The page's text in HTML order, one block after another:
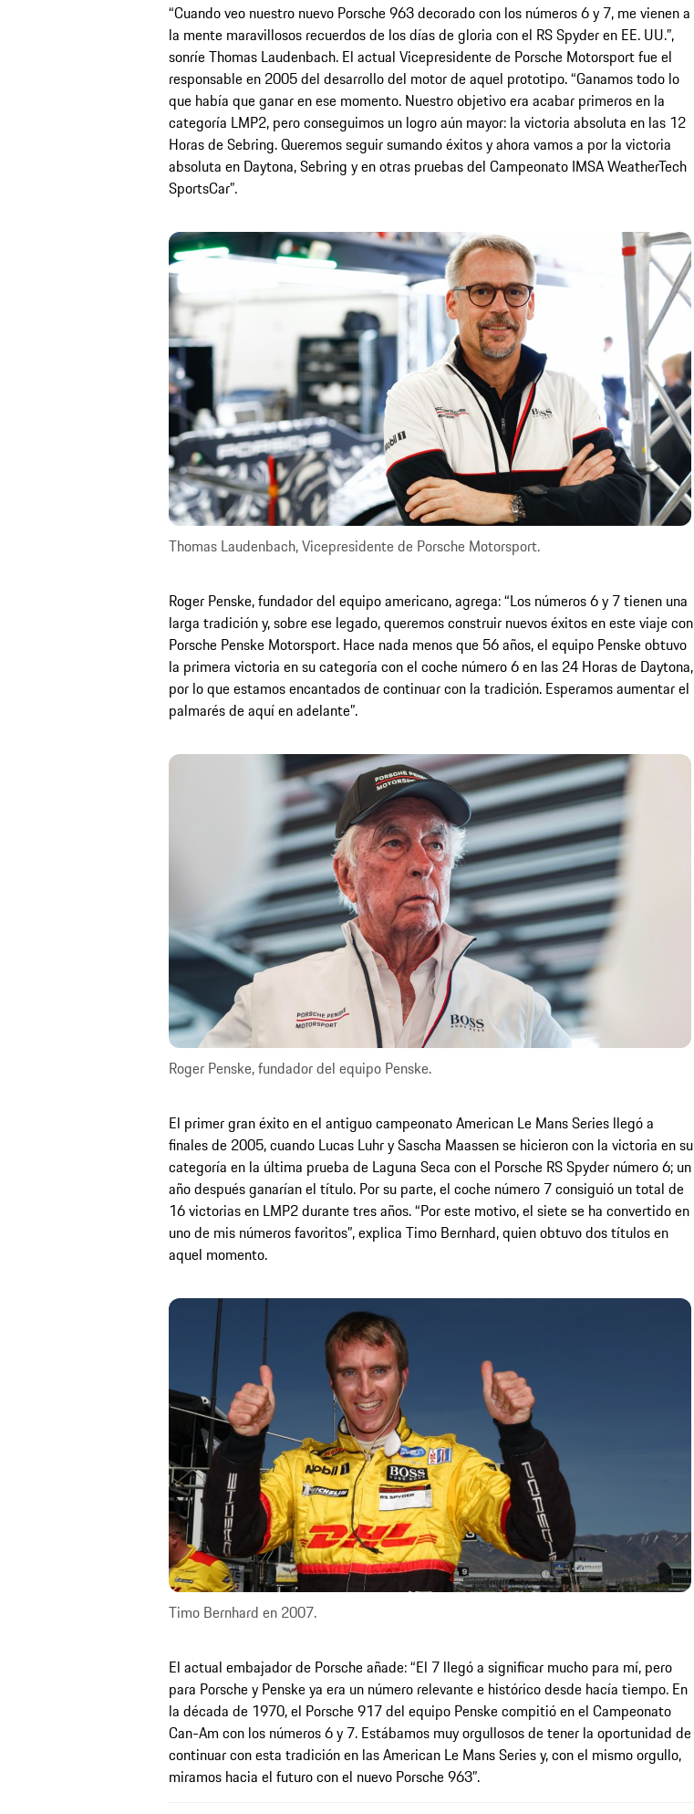
“Cuando veo nuestro nuevo Porsche 963 decorado con los números 6 y 7, me vienen a
la mente maravillosos recuerdos de los días de gloria con el RS Spyder en EE. UU.”,
sonríe Thomas Laudenbach. El actual Vicepresidente de Porsche Motorsport fue el
responsable en 2005 del desarrollo del motor de aquel prototipo. “Ganamos todo lo
que había que ganar en ese momento. Nuestro objetivo era acabar primeros en la
categoría LMP2, pero conseguimos un logro aún mayor: la victoria absoluta en las 12
Horas de Sebring. Queremos seguir sumando éxitos y ahora vamos a por la victoria
absoluta en Daytona, Sebring y en otras pruebas del Campeonato IMSA WeatherTech
SportsCar”.
Thomas Laudenbach, Vicepresidente de Porsche Motorsport.
Roger Penske, fundador del equipo americano, agrega: “Los números 6 y 7 tienen una
larga tradición y, sobre ese legado, queremos construir nuevos éxitos en este viaje con
Porsche Penske Motorsport. Hace nada menos que 56 años, el equipo Penske obtuvo
la primera victoria en su categoría con el coche número 6 en las 24 Horas de Daytona,
por lo que estamos encantados de continuar con la tradición. Esperamos aumentar el
palmarés de aquí en adelante”.
Roger Penske, fundador del equipo Penske.
El primer gran éxito en el antiguo campeonato American Le Mans Series llegó a
finales de 2005, cuando Lucas Luhr y Sascha Maassen se hicieron con la victoria en su
categoría en la última prueba de Laguna Seca con el Porsche RS Spyder número 6; un
año después ganarían el título. Por su parte, el coche número 7 consiguió un total de
16 victorias en LMP2 durante tres años. “Por este motivo, el siete se ha convertido en
uno de mis números favoritos”, explica Timo Bernhard, quien obtuvo dos títulos en
aquel momento.
Timo Bernhard en 2007.
El actual embajador de Porsche añade: “El 7 llegó a significar mucho para mí, pero
para Porsche y Penske ya era un número relevante e histórico desde hacía tiempo. En
la década de 1970, el Porsche 917 del equipo Penske compitió en el Campeonato
Can-Am con los números 6 y 7. Estábamos muy orgullosos de tener la oportunidad de
continuar con esta tradición en las American Le Mans Series y, con el mismo orgullo,
miramos hacia el futuro con el nuevo Porsche 963”.